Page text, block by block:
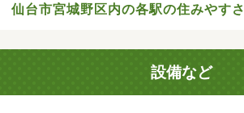
仙台市宮城野区内の各駅の住みやすさ
設備など